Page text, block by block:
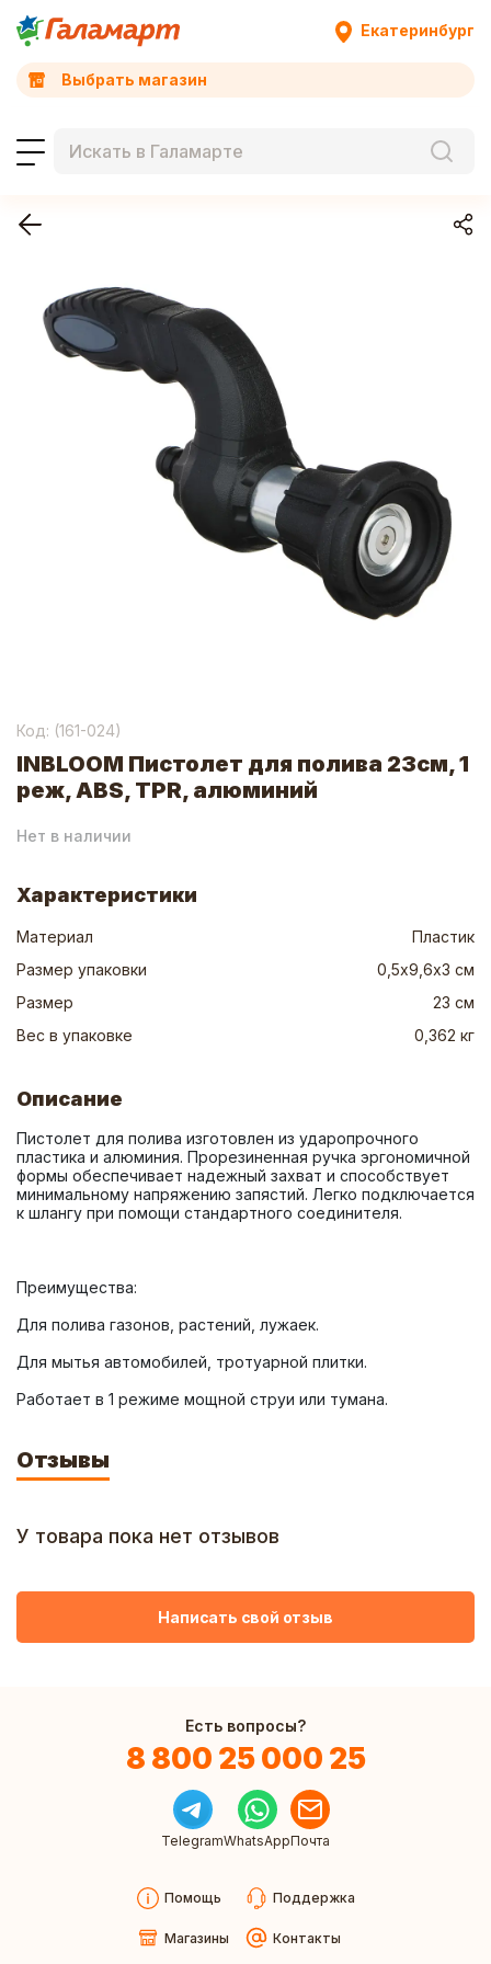
Екатеринбург
Выбрать магазин
Код: (161-024)
INBLOOM Пистолет для полива 23см, 1
реж, ABS, TPR, алюминий
Нет в наличии
Характеристики
Материал
Пластик
Размер упаковки
0,5х9,6х3 см
Размер
23 см
Вес в упаковке
0,362 кг
Описание
Пистолет для полива изготовлен из ударопрочного
пластика и алюминия. Прорезиненная ручка эргономичной
формы обеспечивает надежный захват и способствует
минимальному напряжению запястий. Легко подключается
Работает в 1 режиме мощной струи или тумана.
Отзывы
У товара пока нет отзывов
Написать свой отзыв
Есть вопросы?
8 800 25 000 25
TelegramWhatsAppПочта
Помощь Поддержка
Магазины Контакты